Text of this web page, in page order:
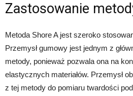
Zastosowanie
Metoda Shore A jest szeroko
Przemysł gumowy jest jednym z
metody, ponieważ pozwala ona na
elastycznych materiałów. Przemysł
z tej metody do pomiaru twardości